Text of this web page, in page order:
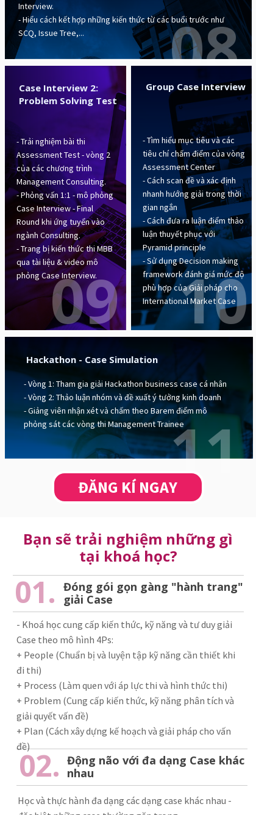
Interview.
- Hiểu cách kết hợp những kiến thức từ các buổi trước như
SCQ, Issue Tree,...
08
- Trải nghiệm bài thi
Assessment Test - vòng 2
của các chương trình
Management Consulting.
- Phỏng vấn 1:1 - mô phỏng
Case Interview - Final
Round khi ứng tuyển vào
ngành Consulting.
- Trang bị kiến thức thi MBB
qua tài liệu & video mô
phỏng Case Interview.
Case Interview 2:
Problem Solving Test
09
- Tìm hiểu mục tiêu và các
tiêu chí chấm điểm của vòng
Assessment Center
- Cách scan đề và xác định
nhanh hướng giải trong thời
gian ngắn
- Cách đưa ra luận điểm thảo
luận thuyết phục với
Pyramid principle
- Sử dụng Decision making
framework đánh giá mức độ
phù hợp của Giải pháp cho
International Market Case
Group Case Interview
10
- Vòng 1: Tham gia giải Hackathon business case cá nhân
- Vòng 2: Thảo luận nhóm và đề xuất ý tưởng kinh doanh
- Giảng viên nhận xét và chấm theo Barem điểm mô
phỏng sát các vòng thi Management Trainee
Hackathon - Case Simulation
11
ĐĂNG KÍ NGAY
01.
Đóng gói gọn gàng "hành trang"
giải Case
- Khoá học cung cấp kiến thức, kỹ năng và tư duy giải
Case theo mô hình 4Ps:
+ People (Chuẩn bị và luyện tập kỹ năng cần thiết khi
đi thi)
+ Process (Làm quen với áp lực thi và hình thức thi)
+ Problem (Cung cấp kiến thức, kỹ năng phân tích và
giải quyết vấn đề)
+ Plan (Cách xây dựng kế hoạch và giải pháp cho vấn
đề)
02. Động não với đa dạng Case khác
nhau
Học và thực hành đa dạng các dạng case khác nhau -
Bạn sẽ trải nghiệm những gì
tại khoá học?